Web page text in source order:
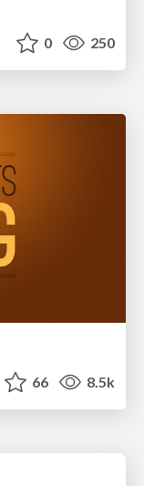
0 250
66 8.5k